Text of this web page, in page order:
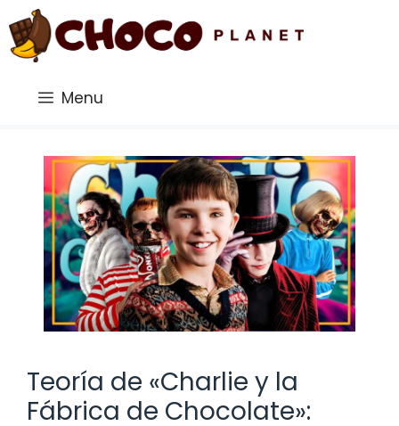
Saltar
al
contenido
Menu
Teoría de «Charlie y la
Fábrica de Chocolate»: